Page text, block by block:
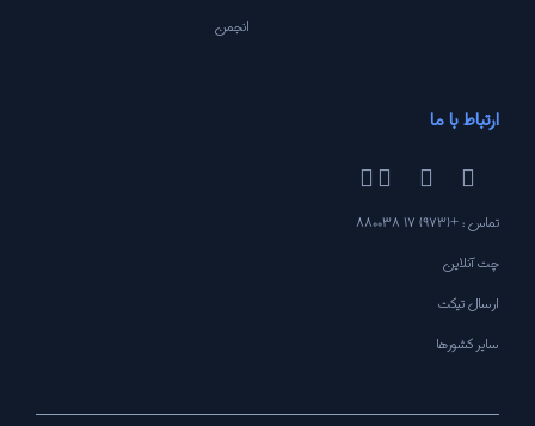
انجمن
ارتباط با ما
تماس : +(973) 17 880038
چت آنلاین
ارسال تیکت
سایر کشورها